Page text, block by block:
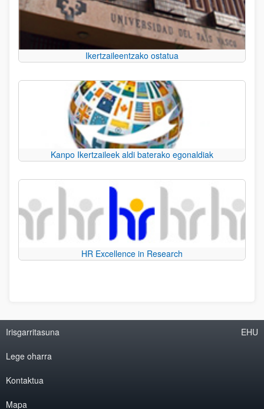
Ikertzaileentzako ostatua
Kanpo Ikertzaileek aldi baterako egonaldiak
HR Excellence in Research
Irisgarritasuna
Lege oharra
Kontaktua
Mapa
EHU